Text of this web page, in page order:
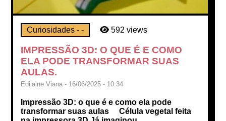
Curiosidades - - 592 views
IMPRESSÃO 3D: O QUE É E COMO
ELA PODE TRANSFORMAR SUAS
AULAS.
Edilaine Viana - 16/06/2025 - 10:34
Impressão 3D: o que é e como ela pode
transformar suas aulas Célula vegetal feita